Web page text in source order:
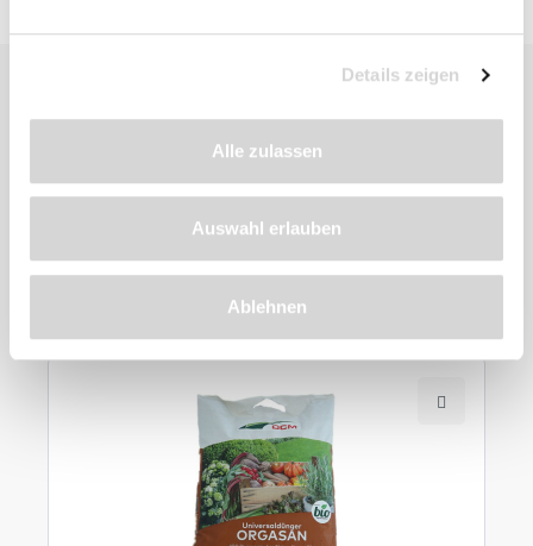
Details zeigen
Alle zulassen
Auswahl erlauben
Ablehnen
Produkt